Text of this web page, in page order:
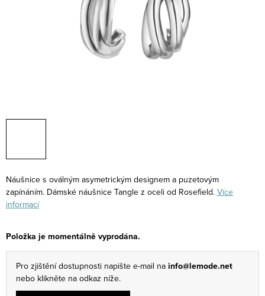
Náušnice s oválným asymetrickým designem a puzetovým
zapínáním. Dámské náušnice Tangle z oceli od Rosefield. Více
informací
Položka je momentálně vyprodána.
Pro zjištění dostupnosti napište e-mail na info@lemode.net
nebo klikněte na odkaz níže.